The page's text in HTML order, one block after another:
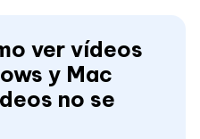
ver vídeos
y Mac
no se